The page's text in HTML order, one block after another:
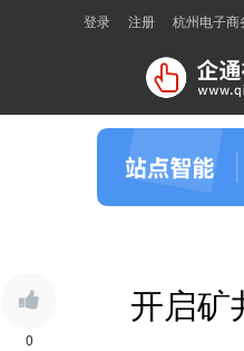
登录 注册 杭州电子
0
开启矿